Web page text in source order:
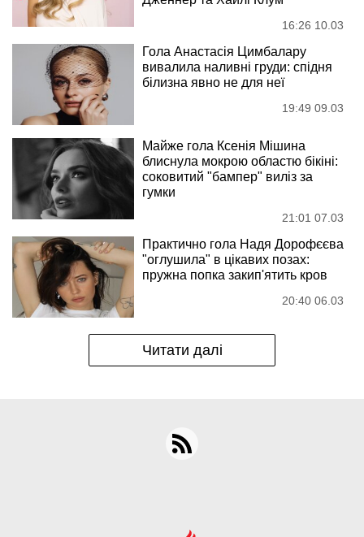
16:26 10.03
Гола Анастасія Цимбалару
вивалила наливні груди: спідня
білизна явно не для неї
19:49 09.03
Майже гола Ксенія Мішина
блиснула мокрою областю бікіні:
соковитий "бампер" виліз за
гумки
21:01 07.03
Практично гола Надя Дорофєєва
"оглушила" в цікавих позах:
пружна попка закип'ятить кров
20:40 06.03
Читати далі